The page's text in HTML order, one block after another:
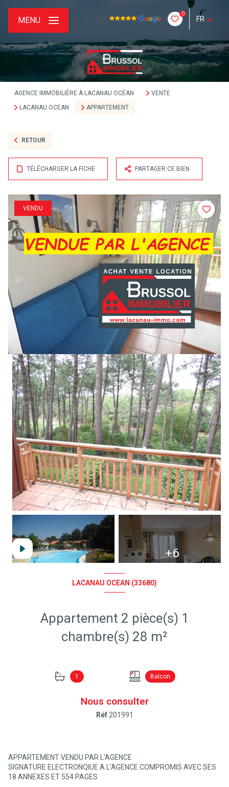
0
FR
MENU
AGENCE IMMOBILIÈRE À LACANAU OCÉAN
VENTE
LACANAU OCEAN
APPARTEMENT
RETOUR
TÉLÉCHARGER LA FICHE PARTAGER CE BIEN
VENDU
+6
LACANAU OCEAN (33680)
Appartement 2 pièce(s) 1
chambre(s) 28 m²
1 Balcon
Nous consulter
Réf 201991
APPARTEMENT VENDU PAR L'AGENCE
SIGNATURE ELECTRONQIUE A L'AGENCE COMPROMIS AVEC SES
18 ANNEXES ET 554 PAGES